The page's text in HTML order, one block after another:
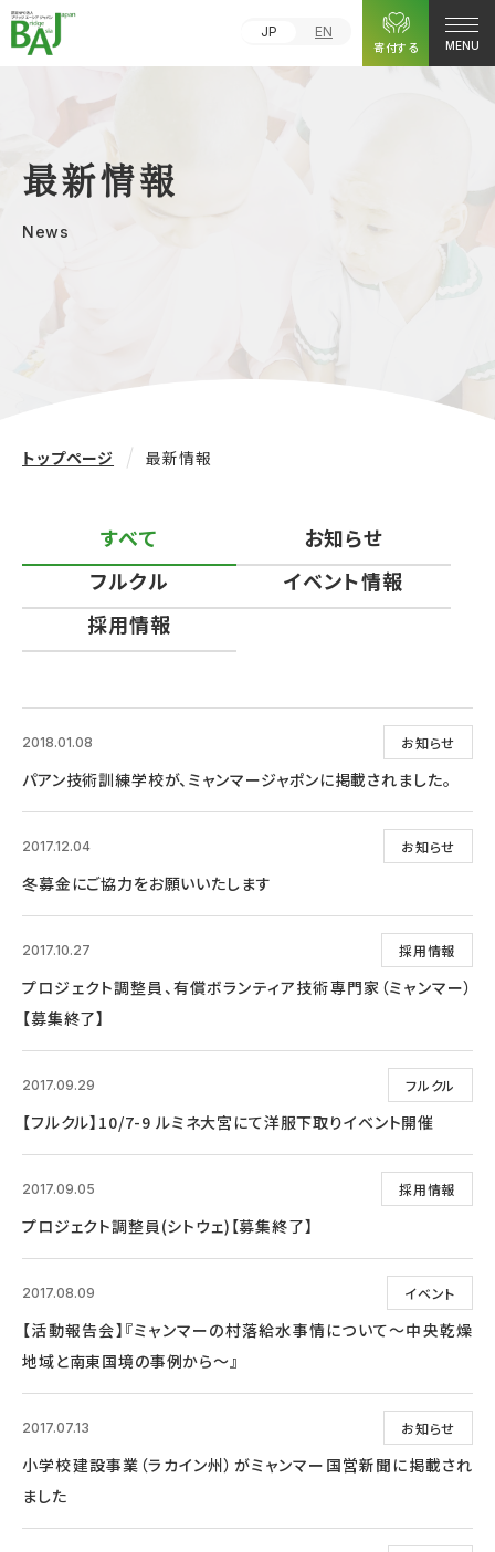
JP
EN
寄付する
MENU
最新情報
News
トップページ 最新情報
すべて
お知らせ
フルクル
イベント情報
採用情報
お知らせ
2018.01.08
パアン技術訓練学校が、ミャンマージャポンに掲載されました。
お知らせ
2017.12.04
冬募金にご協力をお願いいたします
採用情報
2017.10.27
プロジェクト調整員、有償ボランティア技術専門家（ミャンマー）
【募集終了】
フルクル
2017.09.29
【フルクル】10/7-9 ルミネ大宮にて洋服下取りイベント開催
採用情報
2017.09.05
プロジェクト調整員(シトウェ)【募集終了】
イベント
2017.08.09
【活動報告会】『ミャンマーの村落給水事情について～中央乾燥
地域と南東国境の事例から～』
お知らせ
2017.07.13
小学校建設事業（ラカイン州）がミャンマー国営新聞に掲載され
ました